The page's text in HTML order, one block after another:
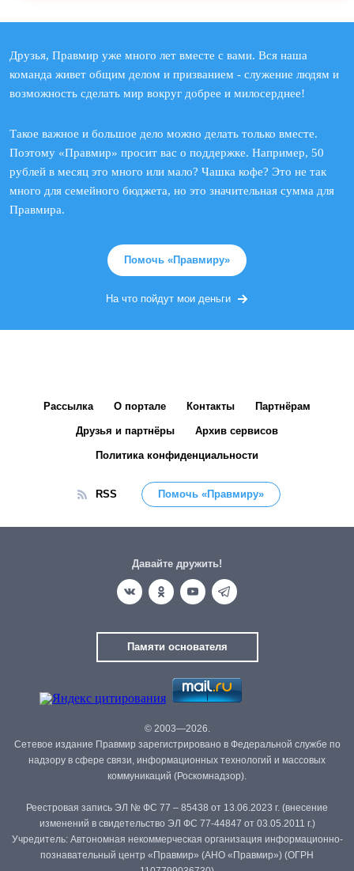
Друзья, Правмир уже много лет вместе с вами. Вся наша
команда живет общим делом и призванием - служение людям и
возможность сделать мир вокруг добрее и милосерднее!
Такое важное и большое дело можно делать только вместе.
Поэтому «Правмир» просит вас о поддержке. Например, 50
рублей в месяц это много или мало? Чашка кофе? Это не так
много для семейного бюджета, но это значительная сумма для
Правмира.
Помочь «Правмиру»
На что пойдут мои деньги
Рассылка О портале Контакты Партнёрам
Друзья и партнёры Архив сервисов
Политика конфиденциальности
RSS Помочь «Правмиру»
Давайте дружить!
Памяти основателя
© 2003—2026.
Сетевое издание Правмир зарегистрировано в Федеральной службе по
надзору в сфере связи, информационных технологий и массовых
коммуникаций (Роскомнадзор).
Реестровая запись ЭЛ № ФС 77 – 85438 от 13.06.2023 г. (внесение
изменений в свидетельство ЭЛ ФС 77-44847 от 03.05.2011 г.)
Учредитель: Автономная некоммерческая организация информационно-
познавательный центр «Правмир» (АНО «Правмир») (ОГРН